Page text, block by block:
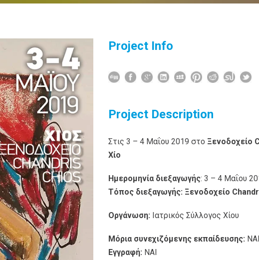
Project Info
Project Description
Στις 3 – 4 Μαΐου 2019 στο Ξενοδοχείο
Χίο
Ημερομηνία διεξαγωγής: 3 – 4 Μαΐου
Τόπος διεξαγωγής: Ξενοδοχείο
Οργάνωση: Ιατρικός Σύλλογος Χίου
Μόρια συνεχιζόμενης εκπαίδευσης: ΝΑΙ
Εγγραφή: NAI